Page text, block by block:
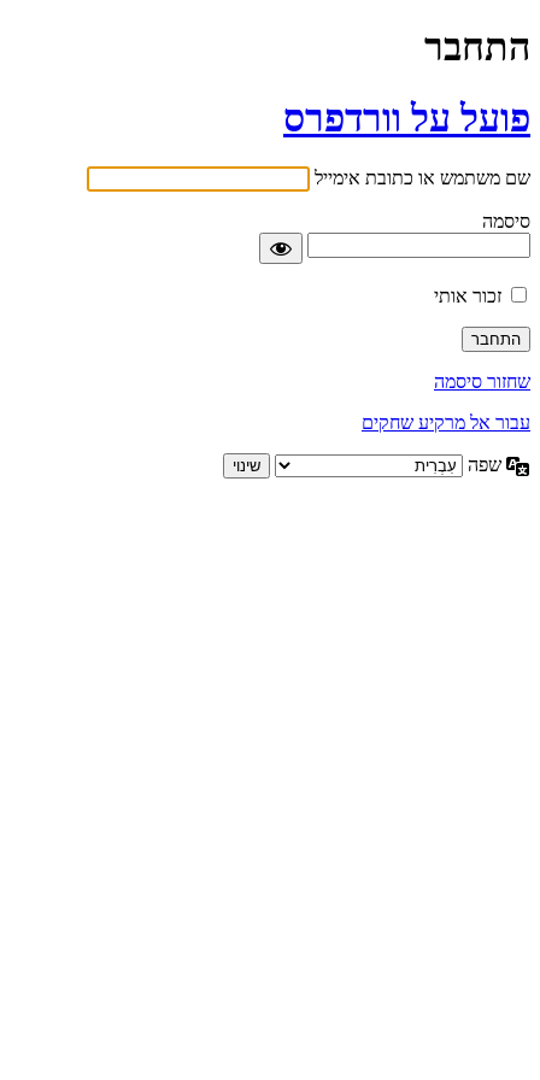
התחבר
פועל על וורדפרס
שם משתמש או כתובת אימייל
סיסמה
זכור אותי
שחזור סיסמה
עבור אל מרקיע שחקים
שפה